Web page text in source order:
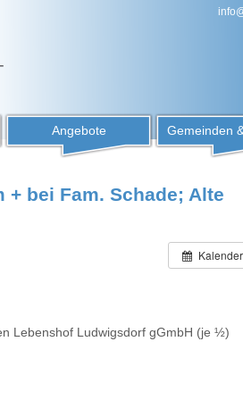
Angebote Gemeinden
bei Fam. Schade; Alte
Kalender
Lebenshof Ludwigsdorf gGmbH (je ½)